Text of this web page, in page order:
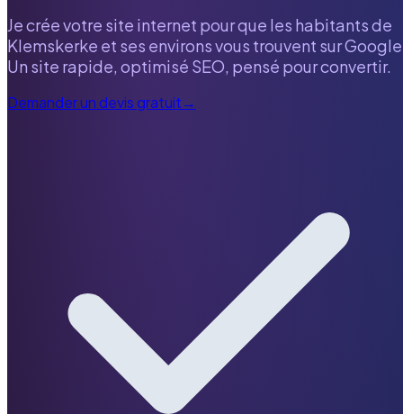
Je crée votre site internet pour que les habitants de
Klemskerke et ses environs vous trouvent sur
Un site rapide, optimisé SEO, pensé pour convertir.
Demander un devis gratuit→